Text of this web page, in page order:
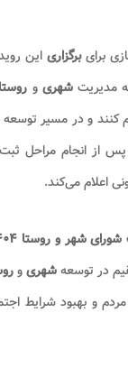
برایبرگزاریاین
مدیریتشهریو
کنند و در مسیر توسعه
پس از انجام مراحل
اعلام می‌کند.
شهر و روستا ۱۴۰۴ - ۱۴۰۵
در توسعهشهریو
و بهبود شرایط